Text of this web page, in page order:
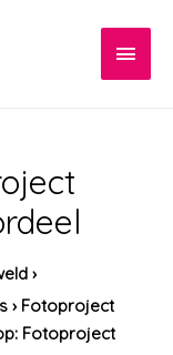
›
› Fotoproject
Fotoproject